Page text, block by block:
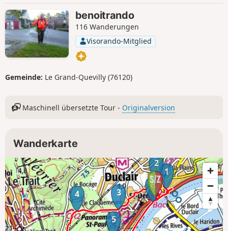
benoitrando
116 Wanderungen
Visorando-Mitglied
Gemeinde: Le Grand-Quevilly (76120)
Maschinell übersetzte Tour - Originalversion
Wanderkarte
1
2
3
4
5
6